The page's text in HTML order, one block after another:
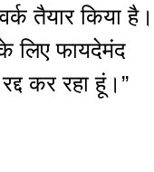
तैयार किया है।
लिए फायदेमंद
कर रहा हूं।”